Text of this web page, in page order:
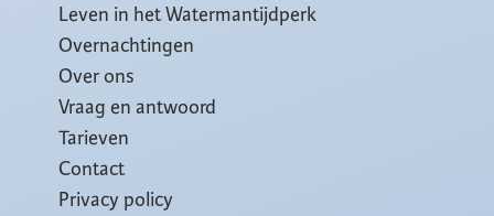
Leven in het Watermantijdperk
Overnachtingen
Over ons
Vraag en antwoord
Tarieven
Contact
Privacy policy